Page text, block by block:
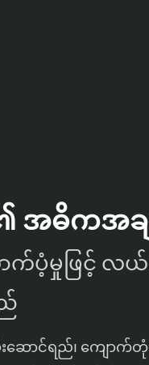
အဓိကအခ
ောက်ပံ့မှုဖြင့်
ဆောင်ရည်၊ ကျောက်